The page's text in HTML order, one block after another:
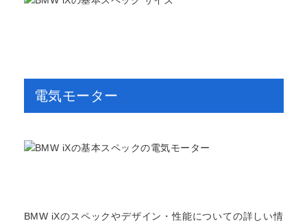
電気モーター
BMW iXのスペックやデザイン・性能についての詳しい情